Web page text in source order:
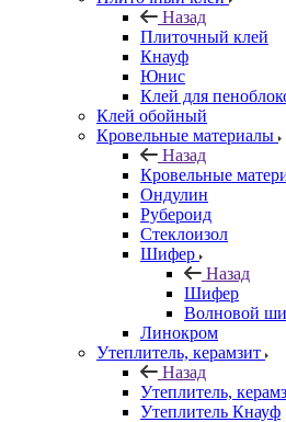
Назад
Плиточный клей
Кнауф
Юнис
Клей для
Клей обойный
Кровельные материалы
Назад
Кровельные
Ондулин
Рубероид
Стеклоизол
Шифер
Назад
Шифер
Волновой
Линокром
Утеплитель, керамзит
Назад
Утеплитель,
Утеплитель Кнауф